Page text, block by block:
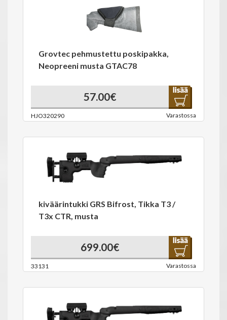
Grovtec pehmustettu poskipakka,
Neopreeni musta GTAC78
57.00€
HJO320290 Varastossa
kiväärintukki GRS Bifrost, Tikka T3 /
T3x CTR, musta
699.00€
33131 Varastossa